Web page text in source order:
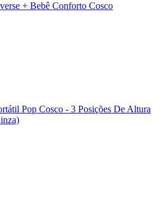
+ Bebê Conforto Cosco
Pop Cosco - 3 Posições De Altura